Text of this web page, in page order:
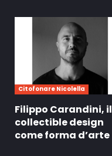
Citofonare Nicolella
Filippo Carandini, il
collectible design
come forma d’arte